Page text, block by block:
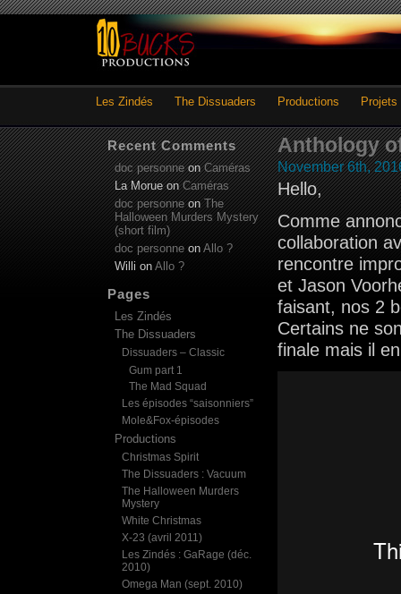
Les Zindés The Dissuaders Productions Projets
Anthology
November 6th,
Hello,
Comme
collaboration
rencontre
et Jason
faisant, nos 2
Certains ne
finale mais il
Recent Comments
doc personneonCaméras
La MorueonCaméras
doc personneonThe
Halloween Murders Mystery
(short film)
doc personne on Allo ?
Willi on Allo ?
Pages
Les Zindés
The Dissuaders
Dissuaders – Classic
Gum part 1
The Mad Squad
Les épisodes “saisonniers”
Mole&Fox-épisodes
Productions
Christmas Spirit
The Dissuaders : Vacuum
The Halloween Murders
Mystery
White Christmas
X-23 (avril 2011)
Les Zindés : GaRage (déc.
2010)
Omega Man (sept. 2010)